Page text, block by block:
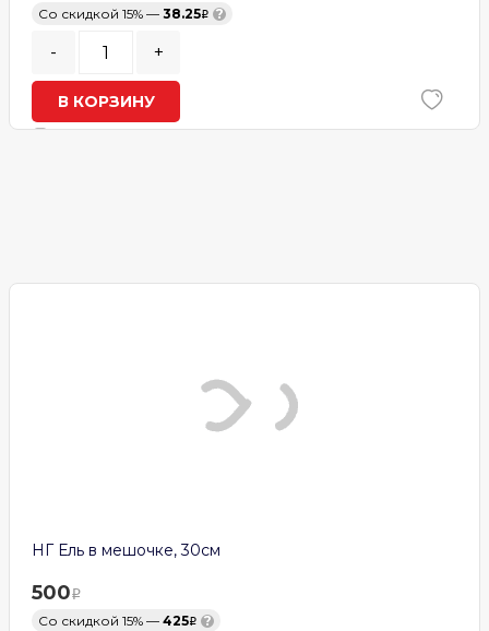
Со скидкой 15% — 38.25 ?
- +
В КОРЗИНУ
НГ Ель в мешочке, 30см
500
Со скидкой 15% — 425 ?